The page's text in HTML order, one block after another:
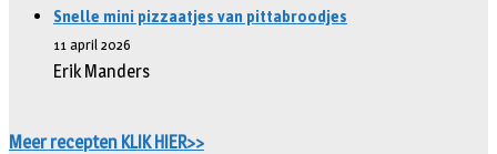
Snelle mini pizzaatjes van pittabroodjes
11 april 2026
Erik Manders
Meer recepten KLIK HIER>>